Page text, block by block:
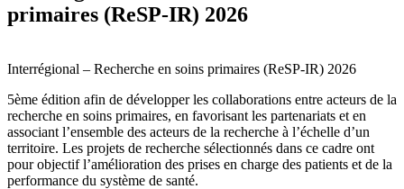
primaires (ReSP-IR) 2026
Interrégional – Recherche en soins primaires (ReSP-IR) 2026
5ème édition afin de développer les collaborations entre acteurs de la
recherche en soins primaires, en favorisant les partenariats et en
associant l’ensemble des acteurs de la recherche à l’échelle d’un
territoire. Les projets de recherche sélectionnés dans ce cadre ont
pour objectif l’amélioration des prises en charge des patients et de la
performance du système de santé.